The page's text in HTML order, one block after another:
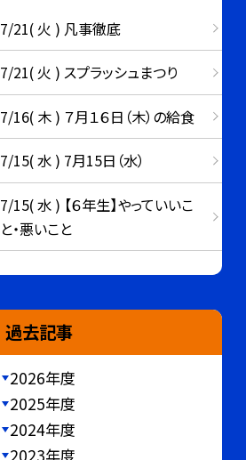
7/21( 火 ) 凡事徹底
7/21( 火 ) スプラッシュまつり
7/16( 木 ) ７月１６日（木）の給食
7/15( 水 ) 7月15日（水）
7/15( 水 ) 【６年生】やっていいこ
と・悪いこと
過去記事
2026年度
2025年度
2024年度
2023年度